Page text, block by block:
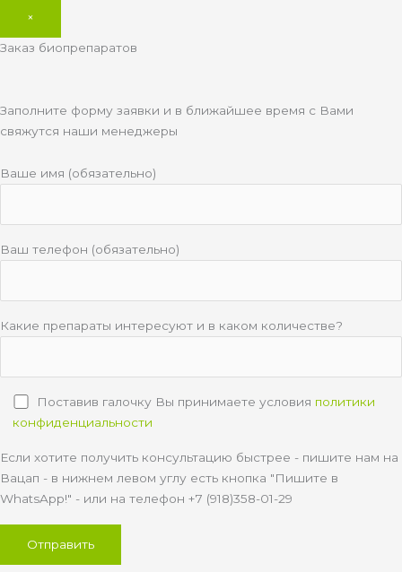
×
Заказ биопрепаратов
Заполните форму заявки и в ближайшее время с Вами
свяжутся наши менеджеры
Ваше имя (обязательно)
Ваш телефон (обязательно)
Какие препараты интересуют и в каком количестве?
Поставив галочку Вы принимаете условия политики
конфиденциальности
Если хотите получить консультацию быстрее - пишите нам на
Вацап - в нижнем левом углу есть кнопка "Пишите в
WhatsApp!" - или на телефон +7 (918)358-01-29